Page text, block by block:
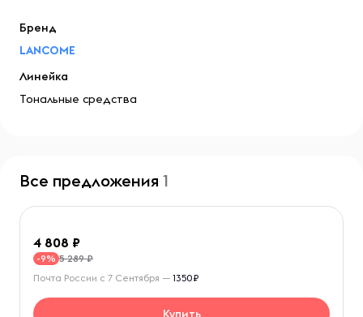
Бренд
LANCOME
Линейка
Тональные средства
Все предложения 1
4 808
-9% 5 289 ₽
Почта России с 7 Сентября — 1350₽
Купить